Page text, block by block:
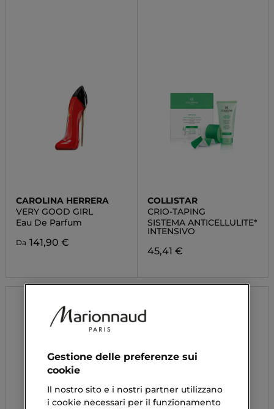
CAROLINA HERRERA
VERY GOOD GIRL
Eau De Parfum
Da 141,90 €
COLLISTAR
CRIO-TAPING
SISTEMA ANTICELLULITE*
INTENSIVO
45,41 €
Gestione delle preferenze sui
cookie
Il nostro sito e i nostri partner utilizzano
i cookie necessari per il funzionamento